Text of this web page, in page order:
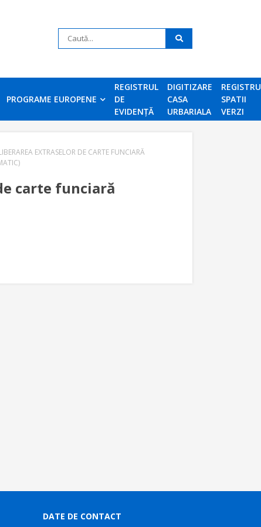
PROGRAME EUROPENE
REGISTRUL
DE
EVIDENȚĂ
DIGITIZARE
CASA
URBARIALA
REGISTRU
SPATII
VERZI
EXTRASELOR DE CARTE FUNCIARĂ
carte funciară
DATE DE CONTACT